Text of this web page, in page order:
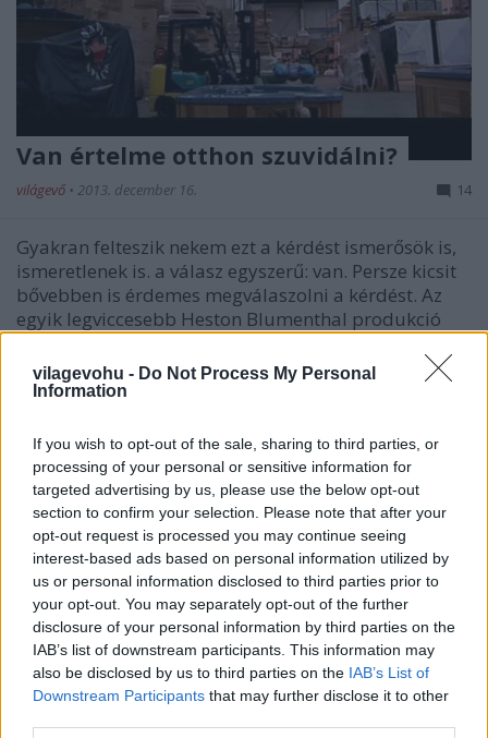
vilagevohu - Do Not Process My Personal
Information
If you wish to opt-out of the sale, sharing to third parties, or
processing of your personal or sensitive information for
targeted advertising by us, please use the below opt-out
section to confirm your selection. Please note that after your
opt-out request is processed you may continue seeing
interest-based ads based on personal information utilized by
us or personal information disclosed to third parties prior to
your opt-out. You may separately opt-out of the further
disclosure of your personal information by third parties on the
IAB’s list of downstream participants. This information may
also be disclosed by us to third parties on the IAB’s List of
Downstream Participants that may further disclose it to other
Van értelme otthon szuvidálni?
világevő • 2013. december 16. 14
Gyakran felteszik nekem ezt a kérdést ismerősök is,
ismeretlenek is. a válasz egyszerű: van. Persze kicsit
bővebben is érdemes megválaszolni a kérdést. Az
egyik legviccesebb Heston Blumenthal produkció
lakomához egészben…